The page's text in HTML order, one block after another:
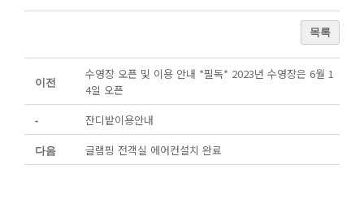
목록
이전
수영장 오픈 및 이용 안내 *필독* 2023년 수영장은 6월 1
4일 오픈
- 잔디밭이용안내
다음 글램핑 전객실 에어컨설치 완료